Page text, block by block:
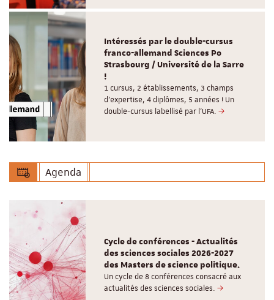
Intéressés par le double-cursus
franco-allemand Sciences Po
Strasbourg / Université de la Sarre
!
1 cursus, 2 établissements, 3 champs
d’expertise, 4 diplômes, 5 années ! Un
double-cursus labellisé par l'UFA.
Agenda
Cycle de conférences - Actualités
des sciences sociales 2026-2027
des Masters de science politique.
Un cycle de 8 conférences consacré aux
actualités des sciences sociales.